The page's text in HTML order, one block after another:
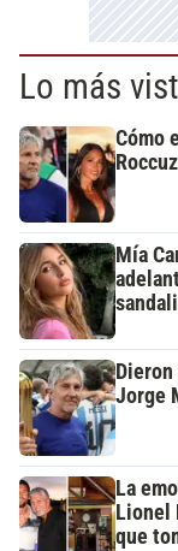
Lo más
Cómo
Mía
Jorge
La
Lionel
que